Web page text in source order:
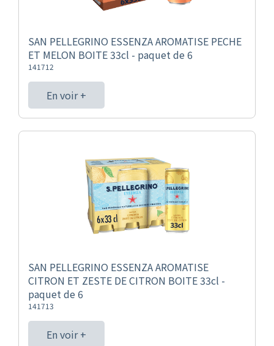
SAN PELLEGRINO ESSENZA AROMATISE PECHE
ET MELON BOITE 33cl - paquet de 6
141712
En voir +
SAN PELLEGRINO ESSENZA AROMATISE
CITRON ET ZESTE DE CITRON BOITE 33cl -
paquet de 6
141713
En voir +